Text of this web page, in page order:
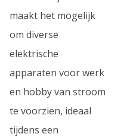
maakt het mogelijk
om diverse
elektrische
apparaten voor werk
en hobby van stroom
te voorzien, ideaal
tijdens een